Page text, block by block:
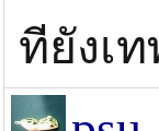
ทียังเ